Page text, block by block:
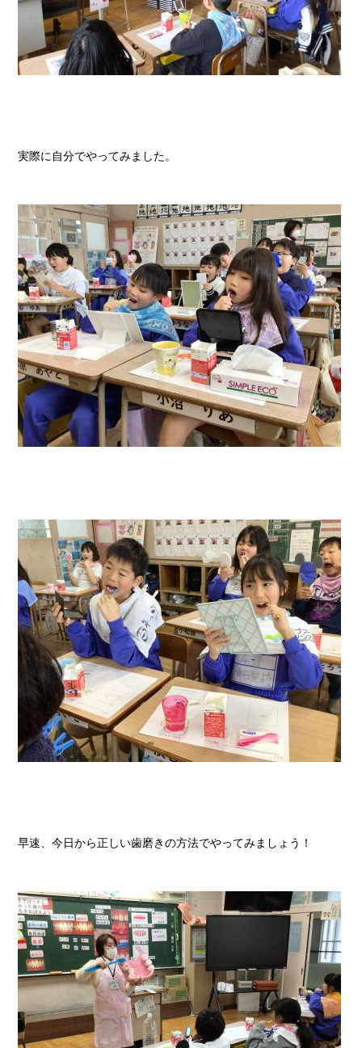
実際に自分でやってみました。
早速、今日から正しい歯磨きの方法でやってみましょう！